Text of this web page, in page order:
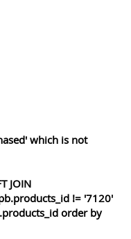
which is not
JOIN
!= '7120'
order by